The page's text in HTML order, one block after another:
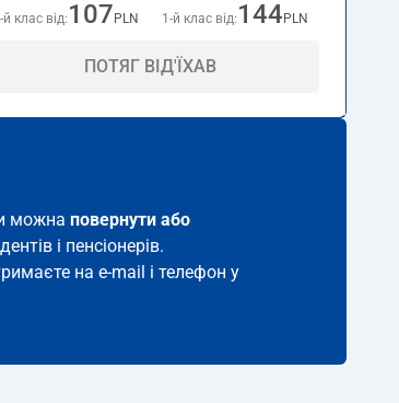
й клас від: 107 PLN 1-й клас від: 144 PLN
ПОТЯГ ВІД'ЇХАВ
можна повернути або
і пенсіонерів.
на e-mail і телефон у